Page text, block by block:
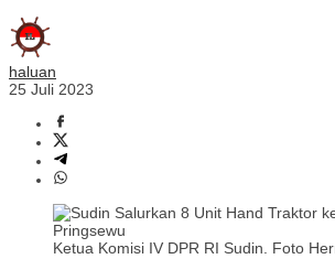
haluan
25 Juli 2023
Ketua Komisi IV DPR RI Sudin. Foto